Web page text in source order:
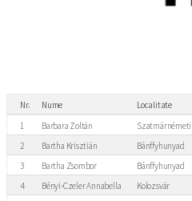
Nr. Nume Localitate
1
Barbara Zoltán
Szatmárnémeti
2
Bartha Krisztián Bánffyhunyad
3
Bartha Zsombor Bánffyhunyad
4
Bényi-Czeler Annabella
Kolozsvár